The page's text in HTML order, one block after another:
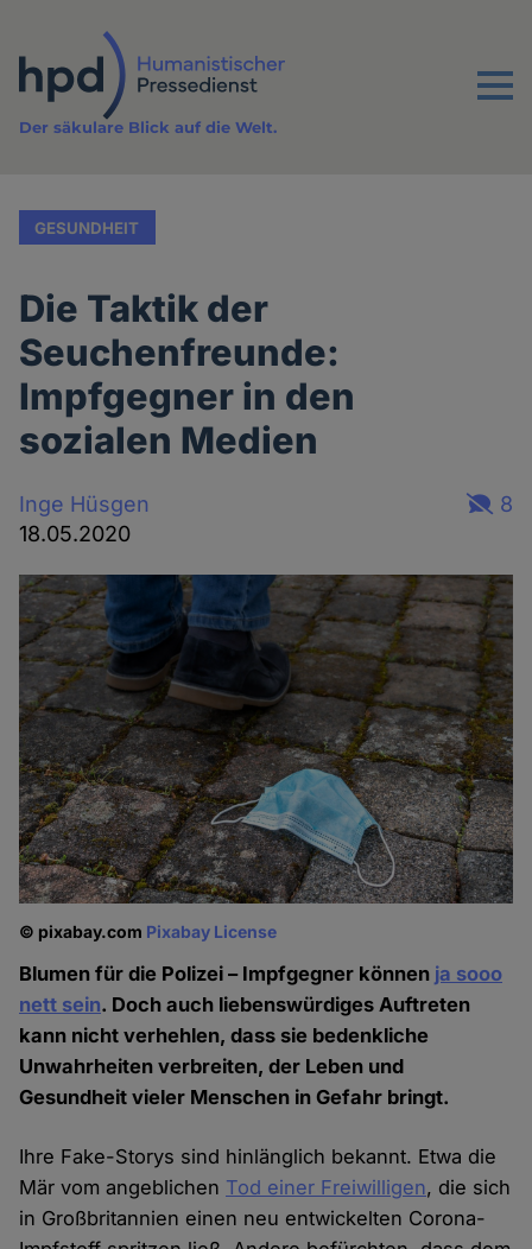
Inhalt
Menu
Der säkulare Blick auf die Welt.
GESUNDHEIT
Die Taktik der
Seuchenfreunde:
Impfgegner in den
sozialen Medien
Inge Hüsgen
18.05.2020
8
© pixabay.com Pixabay License
Blumen für die Polizei – Impfgegner können ja sooo
nett sein. Doch auch liebenswürdiges Auftreten
kann nicht verhehlen, dass sie bedenkliche
Unwahrheiten verbreiten, der Leben und
Gesundheit vieler Menschen in Gefahr bringt.
Ihre Fake-Storys sind hinlänglich bekannt. Etwa die
Mär vom angeblichen Tod einer Freiwilligen, die sich
in Großbritannien einen neu entwickelten Corona-